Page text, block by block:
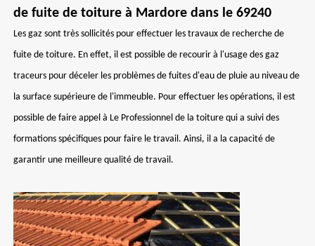
de fuite de toiture à Mardore dans le 69240
Les gaz sont très sollicités pour effectuer les travaux de recherche de
fuite de toiture. En effet, il est possible de recourir à l'usage des gaz
traceurs pour déceler les problèmes de fuites d'eau de pluie au niveau de
la surface supérieure de l'immeuble. Pour effectuer les opérations, il est
possible de faire appel à Le Professionnel de la toiture qui a suivi des
formations spécifiques pour faire le travail. Ainsi, il a la capacité de
garantir une meilleure qualité de travail.